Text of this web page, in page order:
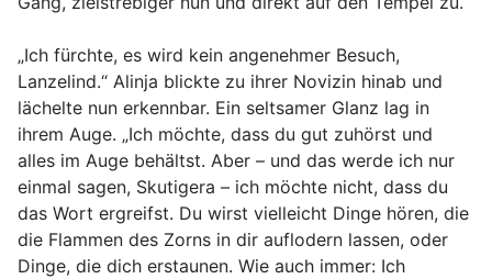
„Ich fürchte, es wird kein angenehmer Besuch,
Lanzelind.“ Alinja blickte zu ihrer Novizin hinab und
lächelte nun erkennbar. Ein seltsamer Glanz lag in
ihrem Auge. „Ich möchte, dass du gut zuhörst und
alles im Auge behältst. Aber – und das werde ich nur
einmal sagen, Skutigera – ich möchte nicht, dass du
das Wort ergreifst. Du wirst vielleicht Dinge hören, die
die Flammen des Zorns in dir auflodern lassen, oder
Dinge, die dich erstaunen. Wie auch immer: Ich